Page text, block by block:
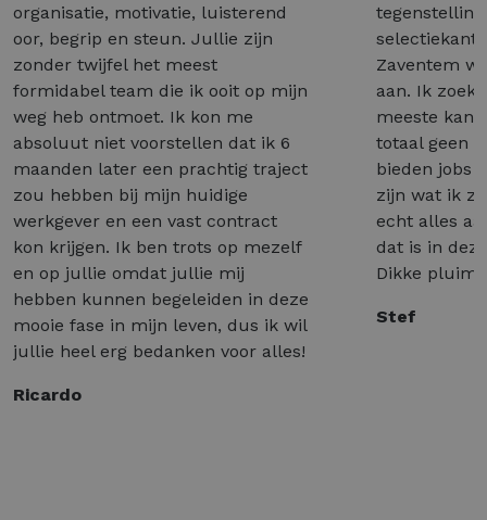
organisatie, motivatie, luisterend
oor, begrip en steun. Jullie zijn
zonder twijfel het meest
formidabel team die ik ooit op mijn
weg heb ontmoet. Ik kon me
absoluut niet voorstellen dat ik 6
maanden later een prachtig traject
zou hebben bij mijn huidige
werkgever en een vast contract
kon krijgen. Ik ben trots op mezelf
en op jullie omdat jullie mij
hebben kunnen begeleiden in deze
mooie fase in mijn leven, dus ik wil
jullie heel erg bedanken voor alles!
Ricardo
Zaventem
aan. Ik zoek
meeste
totaal geen
bieden jobs
zijn wat ik
echt alles
dat is in
Dikke pluim
Stef